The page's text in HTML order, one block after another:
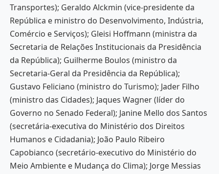
Transportes); Geraldo Alckmin (vice-presidente da
República e ministro do Desenvolvimento, Indústria,
Comércio e Serviços); Gleisi Hoffmann (ministra da
Secretaria de Relações Institucionais da Presidência
da República); Guilherme Boulos (ministro da
Secretaria-Geral da Presidência da República);
Gustavo Feliciano (ministro do Turismo); Jader Filho
(ministro das Cidades); Jaques Wagner (líder do
Governo no Senado Federal); Janine Mello dos Santos
(secretária-executiva do Ministério dos Direitos
Humanos e Cidadania); João Paulo Ribeiro
Capobianco (secretário-executivo do Ministério do
Meio Ambiente e Mudança do Clima); Jorge Messias